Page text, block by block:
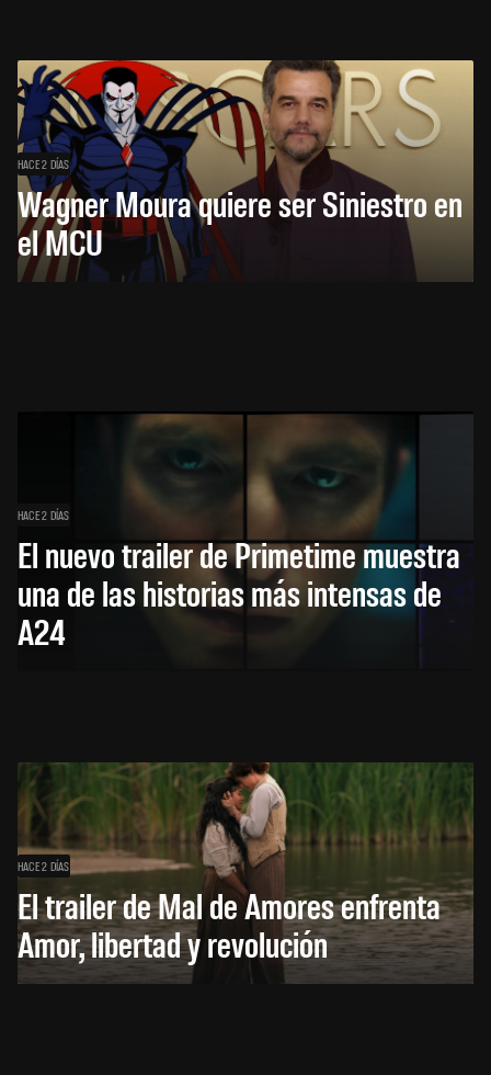
HACE 2 DÍAS
Wagner Moura quiere ser Siniestro en
el MCU
HACE 2 DÍAS
El nuevo trailer de Primetime muestra
una de las historias más intensas de
A24
HACE 2 DÍAS
El trailer de Mal de Amores enfrenta
Amor, libertad y revolución